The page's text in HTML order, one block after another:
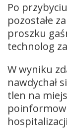
Po
pozostałe
proszku
technolog
W wyniku
nawdychał
tlen na